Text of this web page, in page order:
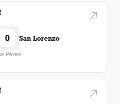
1
0 San Lorenzo
Pérez